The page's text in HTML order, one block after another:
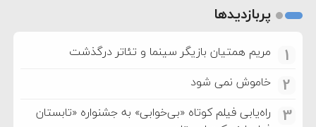
پربازدیدها
1 مریم همتیان بازیگر سینما و تئاتر درگذشت
2 خاموش نمی شود
3
راه‌یابی فیلم کوتاه «بی‌خوابی» به جشنواره «تابستان